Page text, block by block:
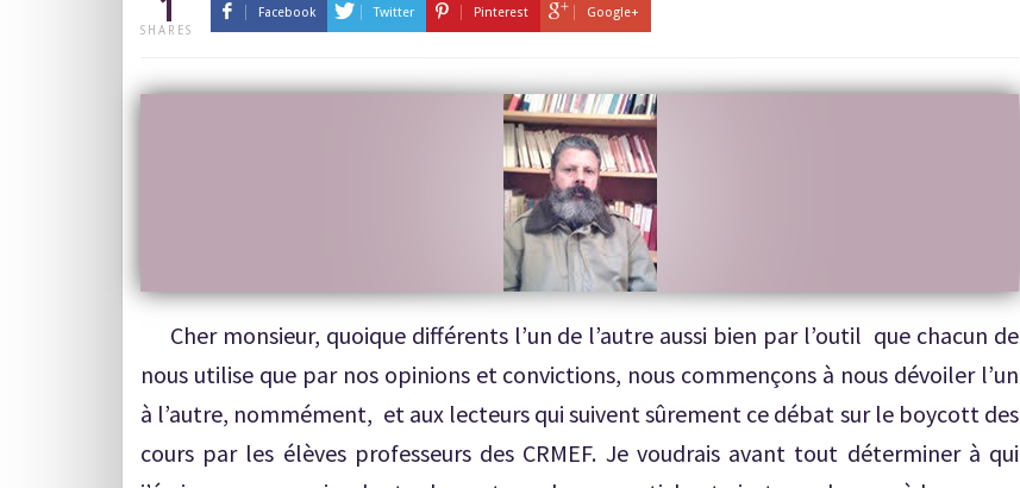
1
SHARES
Facebook Twitter Pinterest Google+
Cher monsieur, quoique différents l’un de l’autre aussi bien par l’outil que chacun de
nous utilise que par nos opinions et convictions, nous commençons à nous dévoiler l’un
à l’autre, nommément, et aux lecteurs qui suivent sûrement ce débat sur le boycott des
cours par les élèves professeurs des CRMEF. Je voudrais avant tout déterminer à qui